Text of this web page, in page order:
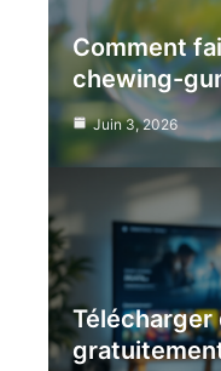
Comment
chewing-
Juin 3, 2026
Télécharger